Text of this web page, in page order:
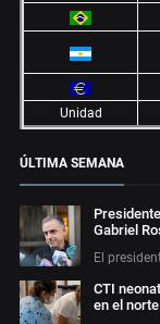
Unidad
ÚLTIMA SEMANA
Gabriel
El
CTI
en el